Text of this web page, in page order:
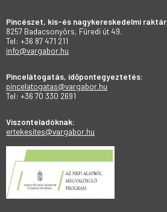
Pincészet, kis-és nagykereskedelmi raktár
8257 Badacsonyörs, Füredi út 49.
Tel: +36 87 471 211
info@vargabor.hu
Pincelátogatás, időpontegyeztetés:
pincelatogatas@vargabor.hu
Tel: +36 70 330 2691
Viszonteladóknak:
ertekesites@vargabor.hu